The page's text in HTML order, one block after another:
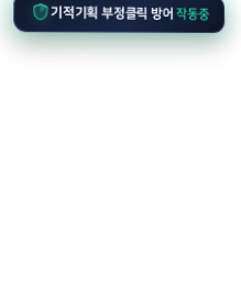
기적기획 부정클릭 방어작동중